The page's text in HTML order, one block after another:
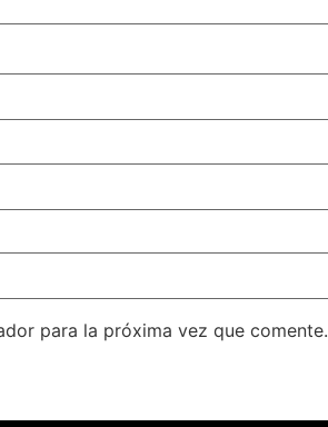
para la próxima vez que comente.